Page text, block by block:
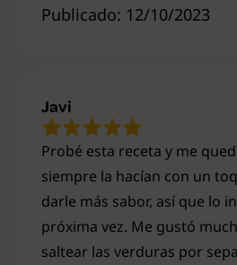
Publicado: 12/10/2023
Probé esta receta y me
siempre la hacían con un
darle más sabor, así que lo
próxima vez. Me gustó
saltear las verduras por
Javi